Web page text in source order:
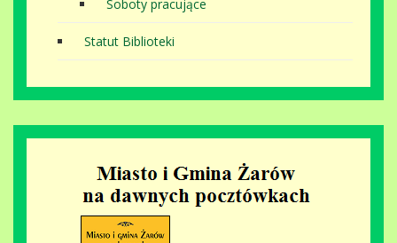
Soboty pracujące
Statut Biblioteki